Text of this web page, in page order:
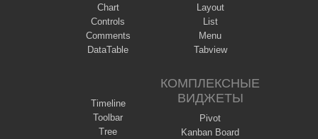
Chart
Controls
Comments
DataTable
Layout
List
Menu
Tabview
Timeline
Toolbar
Tree
КОМПЛЕКСНЫЕ
ВИДЖЕТЫ
Pivot
Kanban Board